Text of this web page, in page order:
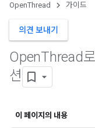
OpenThread 가이드
의견 보내기
OpenThread
션
이 페이지의 내용